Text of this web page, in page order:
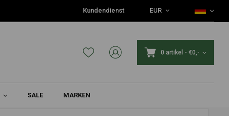
Kundendienst EUR
0 artikel - €0,-
SALE MARKEN